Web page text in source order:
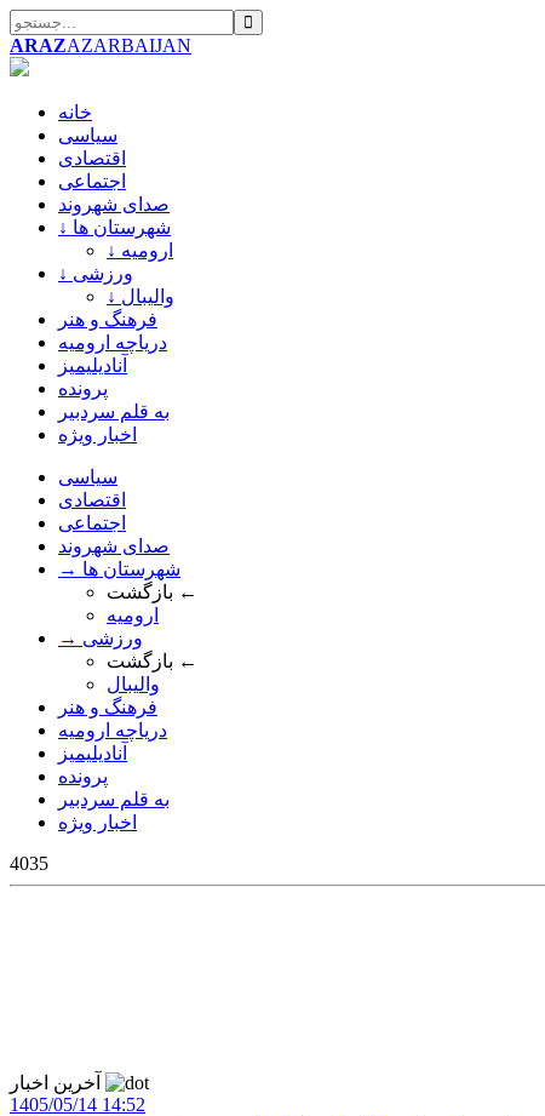
ARAZAZARBAIJAN
خانه
سیاسی
اقتصادی
اجتماعی
صدای شهروند
↓ شهرستان ها
↓ ارومیه
↓ ورزشی
↓ والیبال
فرهنگ و هنر
دریاچه ارومیه
آنادیلیمیز
پرونده
به قلم سردبیر
اخبار ویژه
سیاسی
اقتصادی
اجتماعی
صدای شهروند
→ شهرستان ها
بازگشت ←
ارومیه
→ ورزشی
بازگشت ←
والیبال
فرهنگ و هنر
دریاچه ارومیه
آنادیلیمیز
پرونده
به قلم سردبیر
اخبار ویژه
4035
1405/05/14 14:52